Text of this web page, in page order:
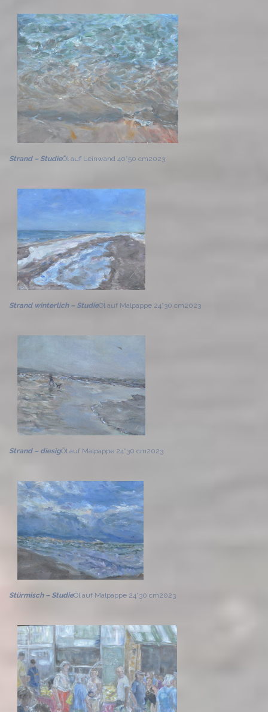
Strand – StudieÖl auf Leinwand 40*50 cm2023
Strand winterlich – StudieÖl auf Malpappe 24*30 cm2023
Strand – diesigÖl auf Malpappe 24*30 cm2023
Stürmisch – StudieÖl auf Malpappe 24*30 cm2023